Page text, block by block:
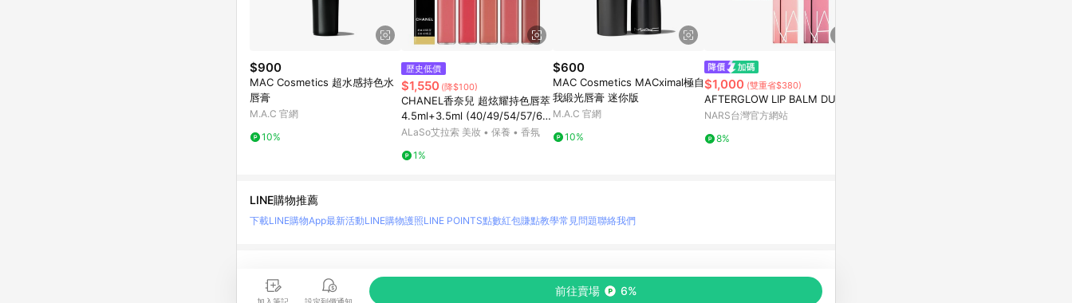
$900
MAC Cosmetics 超水感持色水
唇膏
M.A.C 官網
10%
歷史低價
$1,550 (降$100)
CHANEL香奈兒 超炫耀持色唇萃
4.5ml+3.5ml (40/49/54/57/69/
154/174/176/182/186/188/192)
ALaSo艾拉索 美妝 • 保養 • 香氛
1%
$600
MAC Cosmetics MACximal極自
我緞光唇膏 迷你版
M.A.C 官網
10%
$1,000 (雙重省$380)
AFTERGLOW LIP BALM DUO
NARS台灣官方網站
8%
前往賣場 6%
LINE購物推薦
下載LINE購物App最新活動LINE購物護照LINE POINTS點數紅包賺點教學常見問題聯絡我們
LINE 購物是匯集購物情報與商品資訊的整合性平台，並依購物情報中的趨勢與風格做合作網路商家的延伸商品推薦，商品資料更新會有
時間差，請務必點擊商品至各合作網路商家，確認現售價與購物條件，一切資訊以合作廠商網頁為準。